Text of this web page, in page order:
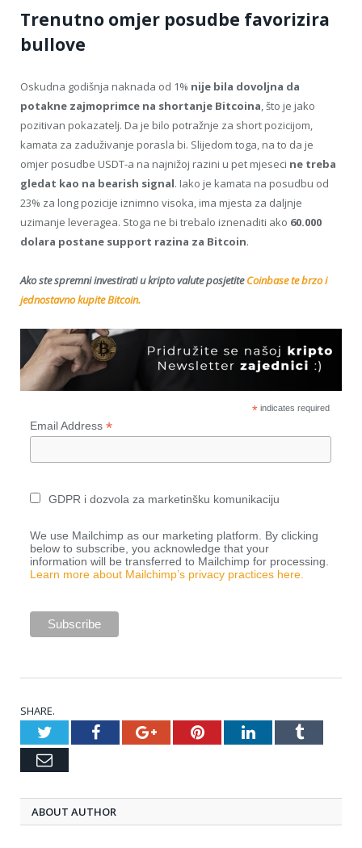
Trenutno omjer posudbe favorizira
bullove
Oskudna godišnja naknada od 1% nije bila dovoljna da
potakne zajmoprimce na shortanje Bitcoina, što je jako
pozitivan pokazatelj. Da je bilo potražnje za short pozicijom,
kamata za zaduživanje porasla bi. Slijedom toga, na to da je
omjer posudbe USDT-a na najnižoj razini u pet mjeseci ne treba
gledat kao na bearish signal. Iako je kamata na posudbu od
23% za long pozicije iznimno visoka, ima mjesta za daljnje
uzimanje leveragea. Stoga ne bi trebalo iznenaditi ako 60.000
dolara postane support razina za Bitcoin.
Ako ste spremni investirati u kripto valute posjetiteCoinbase te brzo i
jednostavno kupite Bitcoin.
*indicates required
Email Address *
GDPR i dozvola za marketinšku komunikaciju
We use Mailchimp as our marketing platform. By clicking
below to subscribe, you acknowledge that your
information will be transferred to Mailchimp for processing.
Learn more about Mailchimp’s privacy practices here.
SHARE.
TwitterFacebookGoogle+PinterestLinkedInTumblr
Email
ABOUT AUTHOR